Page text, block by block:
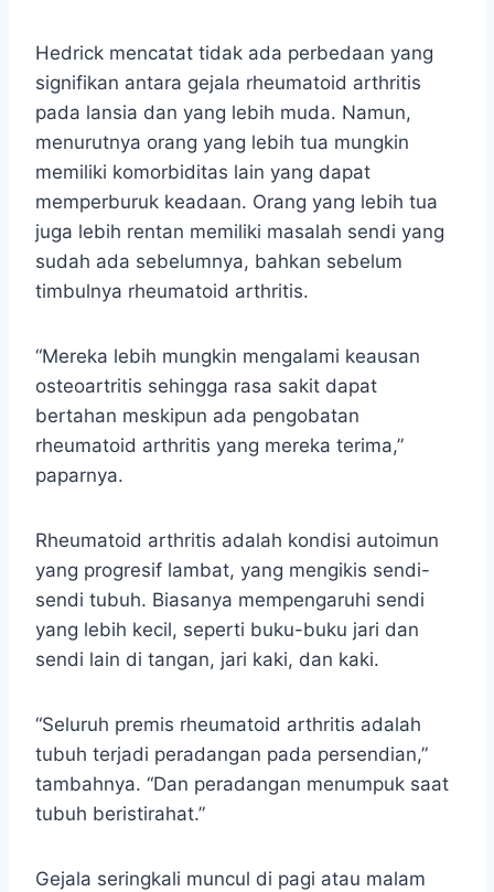
Hedrick mencatat tidak ada perbedaan yang
signifikan antara gejala rheumatoid arthritis
pada lansia dan yang lebih muda. Namun,
menurutnya orang yang lebih tua mungkin
memiliki komorbiditas lain yang dapat
memperburuk keadaan. Orang yang lebih tua
juga lebih rentan memiliki masalah sendi yang
sudah ada sebelumnya, bahkan sebelum
timbulnya rheumatoid arthritis.
“Mereka lebih mungkin mengalami keausan
osteoartritis sehingga rasa sakit dapat
bertahan meskipun ada pengobatan
rheumatoid arthritis yang mereka terima,”
paparnya.
Rheumatoid arthritis adalah kondisi autoimun
yang progresif lambat, yang mengikis sendi-
sendi tubuh. Biasanya mempengaruhi sendi
yang lebih kecil, seperti buku-buku jari dan
sendi lain di tangan, jari kaki, dan kaki.
“Seluruh premis rheumatoid arthritis adalah
tubuh terjadi peradangan pada persendian,”
tambahnya. “Dan peradangan menumpuk saat
tubuh beristirahat.”
Gejala seringkali muncul di pagi atau malam